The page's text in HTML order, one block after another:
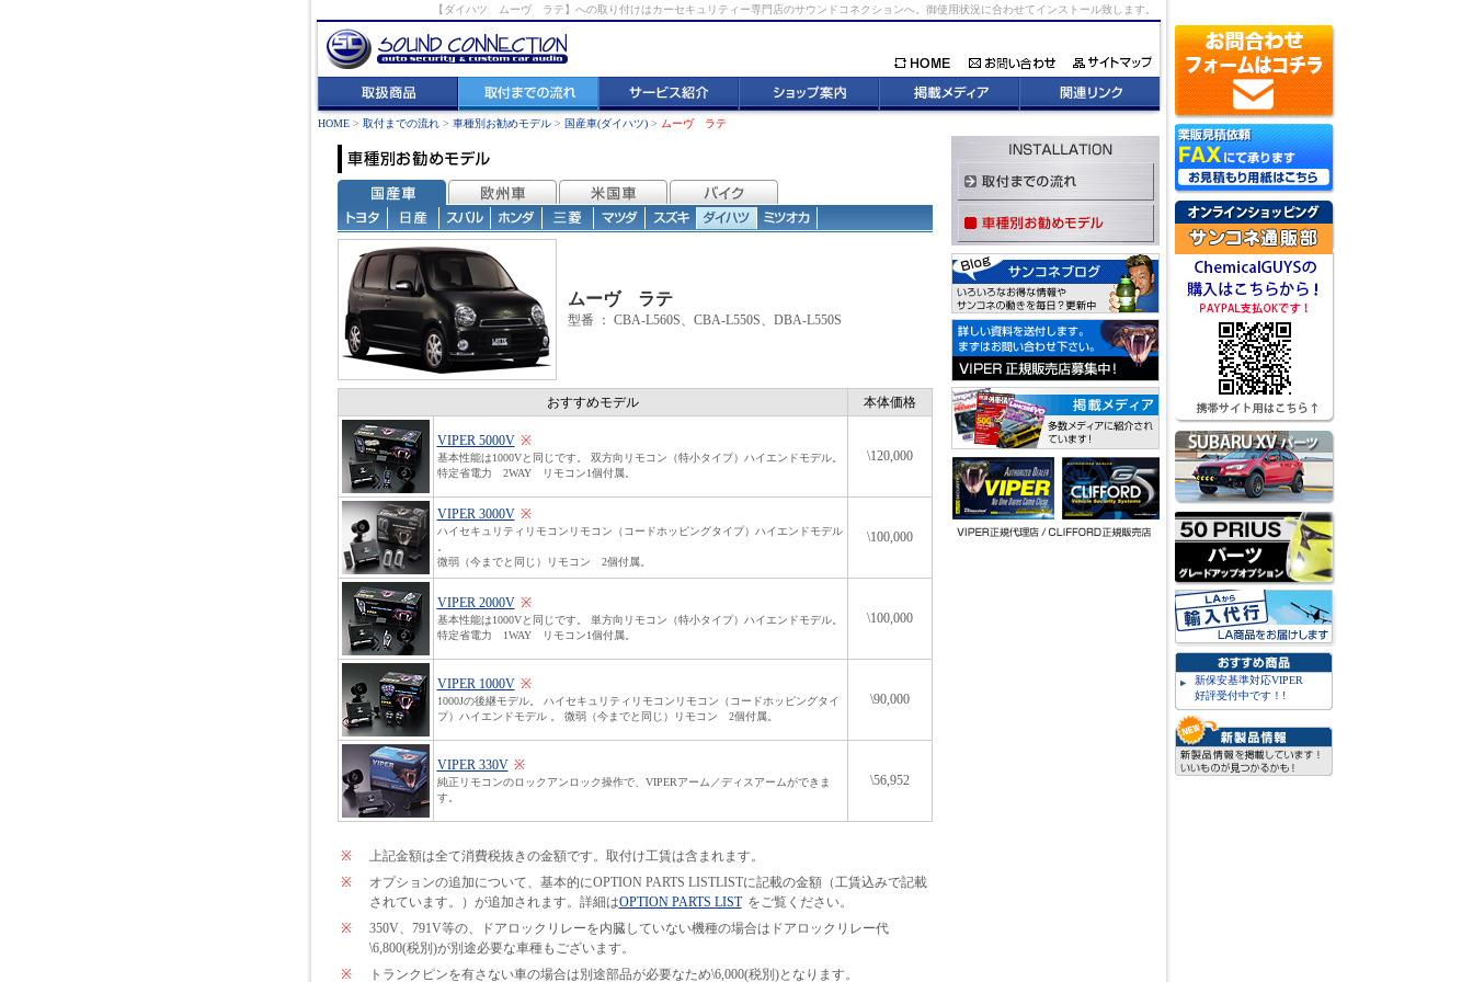
【ダイハツ ムーヴ ラテ】への取り付けはカーセキュリティー専門店のサウンドコネクションへ。御使用状況に合わせてインストール致します。
HOME > 取付までの流れ > 車種別お勧めモデル > 国産車(ダイハツ) > ムーヴ ラテ
ムーヴ ラテ
型番 ： CBA-L560S、CBA-L550S、DBA-L550S
おすすめモデル 本体価格
VIPER 5000V ※
基本性能は1000Vと同じです。 双方向リモコン（特小タイプ）ハイエンドモデル。
特定省電力 2WAY リモコン1個付属。
\120,000
VIPER 3000V ※
ハイセキュリティリモコンリモコン（コードホッピングタイプ）ハイエンドモデル
微弱（今までと同じ）リモコン 2個付属。
\100,000
VIPER 2000V ※
基本性能は1000Vと同じです。 単方向リモコン（特小タイプ）ハイエンドモデル。
特定省電力 1WAY リモコン1個付属。
\100,000
VIPER 1000V ※
1000Jの後継モデル。 ハイセキュリティリモコンリモコン（コードホッピングタイ
プ）ハイエンドモデル 。 微弱（今までと同じ）リモコン 2個付属。
\90,000
VIPER 330V ※
純正リモコンのロックアンロック操作で、VIPERアーム／ディスアームができま
す。
\56,952
※
上記金額は全て消費税抜きの金額です。取付け工賃は含まれます。
※
オプションの追加について、基本的にOPTION PARTS LISTLISTに記載の金額（工賃込みで記載
されています。）が追加されます。詳細はOPTION PARTS LIST をご覧ください。
※
350V、791V等の、ドアロックリレーを内臓していない機種の場合はドアロックリレー代
\6,800(税別)が別途必要な車種もございます。
※
トランクピンを有さない車の場合は別途部品が必要なため\6,000(税別)となります。
新保安基準対応VIPER
好評受付中です！!